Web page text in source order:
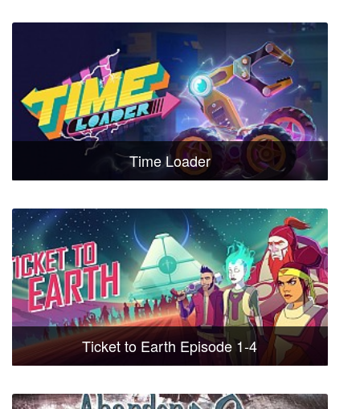
Time Loader
Ticket to Earth Episode 1-4